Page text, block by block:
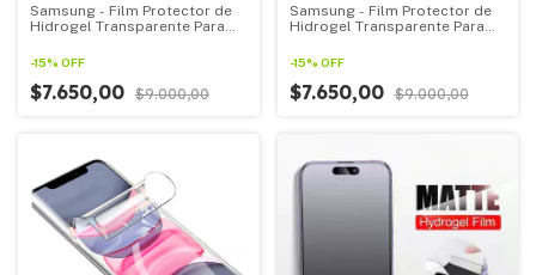
Samsung - Film Protector de
Hidrogel Transparente Para
-15% OFF
$7.650,00 $9.000,00
Samsung - Film Protector de
Hidrogel Transparente Para
-15% OFF
$7.650,00 $9.000,00